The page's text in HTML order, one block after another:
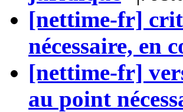
[nettime-fr]
nécessaire, en
[nettime-fr]
au point